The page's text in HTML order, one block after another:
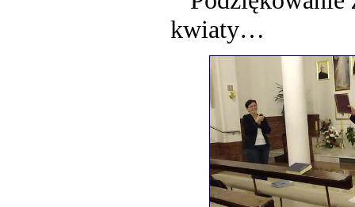
kwiaty…